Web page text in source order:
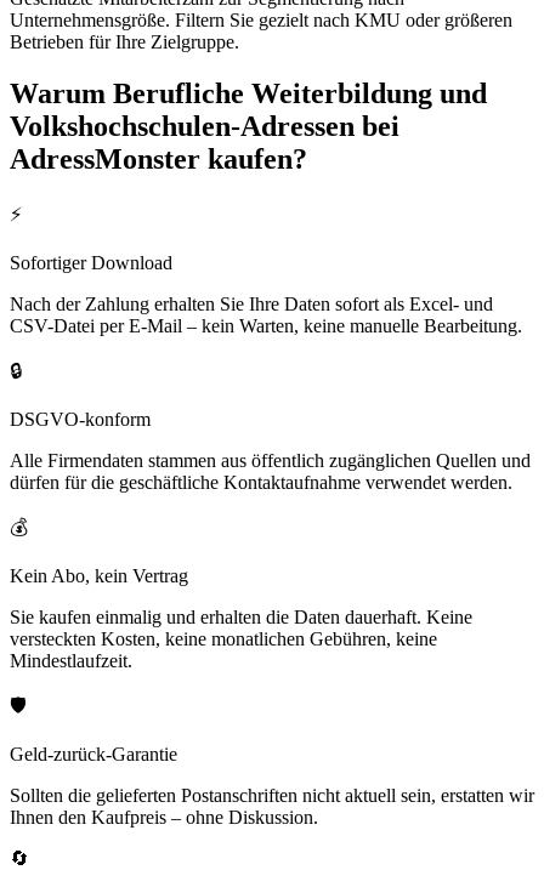
Unternehmensgröße. Filtern Sie gezielt nach KMU oder größeren
Betrieben für Ihre Zielgruppe.
Warum Berufliche Weiterbildung und
Volkshochschulen-Adressen bei
AdressMonster kaufen?
⚡
Sofortiger Download
Nach der Zahlung erhalten Sie Ihre Daten sofort als Excel- und
CSV-Datei per E-Mail – kein Warten, keine manuelle Bearbeitung.
🔒
DSGVO-konform
Alle Firmendaten stammen aus öffentlich zugänglichen Quellen und
dürfen für die geschäftliche Kontaktaufnahme verwendet werden.
💰
Kein Abo, kein Vertrag
Sie kaufen einmalig und erhalten die Daten dauerhaft. Keine
versteckten Kosten, keine monatlichen Gebühren, keine
Mindestlaufzeit.
🛡️
Geld-zurück-Garantie
Sollten die gelieferten Postanschriften nicht aktuell sein, erstatten wir
Ihnen den Kaufpreis – ohne Diskussion.
🔄